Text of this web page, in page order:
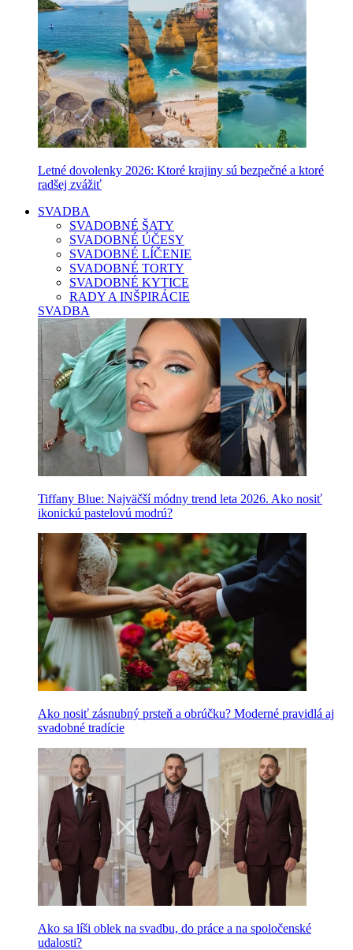
Letné dovolenky 2026: Ktoré krajiny sú bezpečné a ktoré
radšej zvážiť
SVADBA
SVADOBNÉ ŠATY
SVADOBNÉ ÚČESY
SVADOBNÉ LÍČENIE
SVADOBNÉ TORTY
SVADOBNÉ KYTICE
RADY A INŠPIRÁCIE
SVADBA
Tiffany Blue: Najväčší módny trend leta 2026. Ako nosiť
ikonickú pastelovú modrú?
Ako nosiť zásnubný prsteň a obrúčku? Moderné pravidlá aj
svadobné tradície
Ako sa líši oblek na svadbu, do práce a na spoločenské
udalosti?